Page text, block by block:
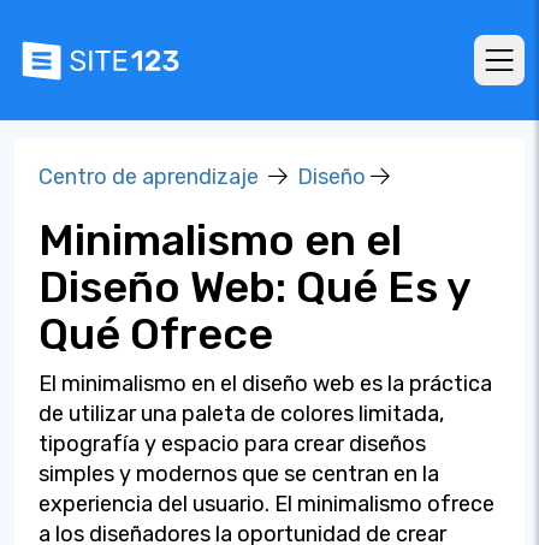
Centro de aprendizaje Diseño
Minimalismo en el
Diseño Web: Qué Es y
Qué Ofrece
El minimalismo en el diseño web es la práctica
de utilizar una paleta de colores limitada,
tipografía y espacio para crear diseños
simples y modernos que se centran en la
experiencia del usuario. El minimalismo ofrece
a los diseñadores la oportunidad de crear